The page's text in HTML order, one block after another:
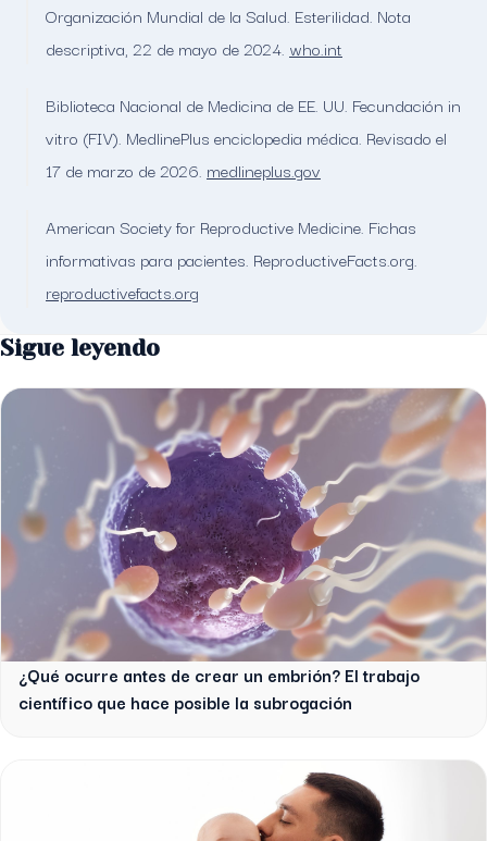
Organización Mundial de la Salud. Esterilidad. Nota
descriptiva, 22 de mayo de 2024. who.int
Biblioteca Nacional de Medicina de EE. UU. Fecundación in
vitro (FIV). MedlinePlus enciclopedia médica. Revisado el
17 de marzo de 2026. medlineplus.gov
American Society for Reproductive Medicine. Fichas
informativas para pacientes. ReproductiveFacts.org.
reproductivefacts.org
Sigue leyendo
¿Qué ocurre antes de crear un embrión? El trabajo
científico que hace posible la subrogación